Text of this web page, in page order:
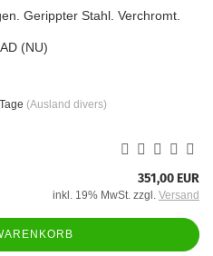
Gerippter Stahl. Verchromt.
(NU)
(Ausland divers)
351,00 EUR
inkl. 19% MwSt. zzgl. Versand